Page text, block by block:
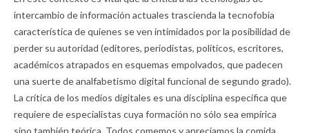
intercambio de información actuales trascienda la tecnofobia
característica de quienes se ven intimidados por la posibilidad de
perder su autoridad (editores, periodistas, políticos, escritores,
académicos atrapados en esquemas empolvados, que padecen
una suerte de analfabetismo digital funcional de segundo grado).
La crítica de los medios digitales es una disciplina específica que
requiere de especialistas cuya formación no sólo sea empírica